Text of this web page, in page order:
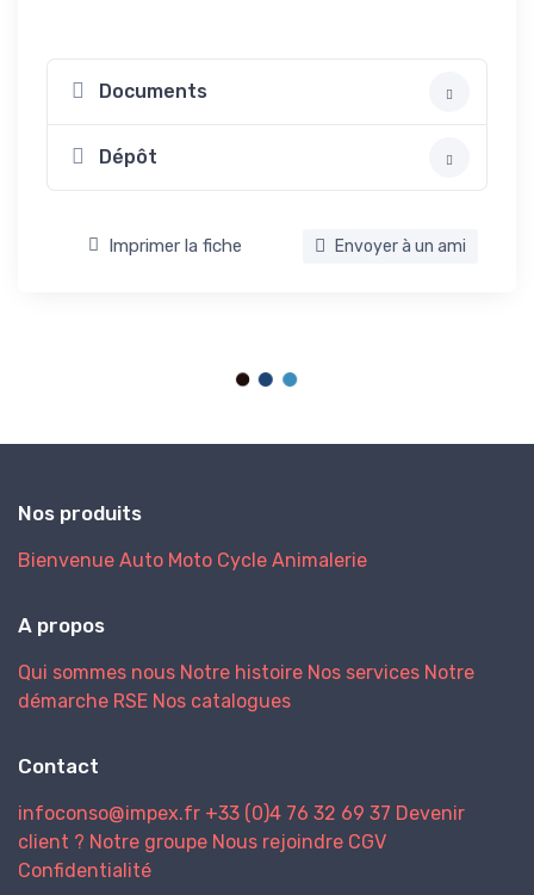
Documents
Dépôt
Imprimer la fiche Envoyer à un ami
Nos produits
Bienvenue Auto Moto Cycle Animalerie
A propos
Qui sommes nous Notre histoire Nos services Notre
démarche RSE Nos catalogues
Contact
infoconso@impex.fr +33 (0)4 76 32 69 37 Devenir
client ? Notre groupe Nous rejoindre CGV
Confidentialité